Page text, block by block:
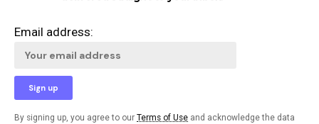
Email address:
By signing up, you agree to our Terms of Use and acknowledge the data